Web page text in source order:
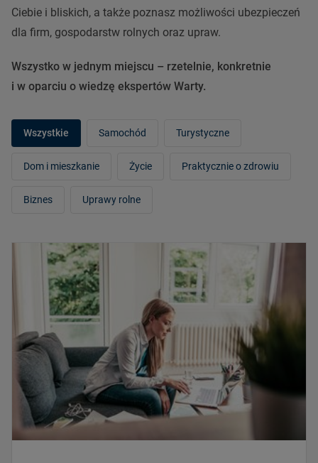
Ciebie i bliskich, a także poznasz możliwości ubezpieczeń
dla firm, gospodarstw rolnych oraz upraw.
Wszystko w jednym miejscu – rzetelnie, konkretnie
i w oparciu o wiedzę ekspertów Warty.
Wszystkie Samochód Turystyczne
Dom i mieszkanie Życie Praktycznie o zdrowiu
Biznes Uprawy rolne